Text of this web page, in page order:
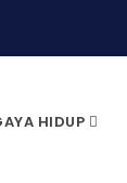
HIDUP